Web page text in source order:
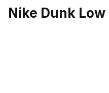
Nike Dunk